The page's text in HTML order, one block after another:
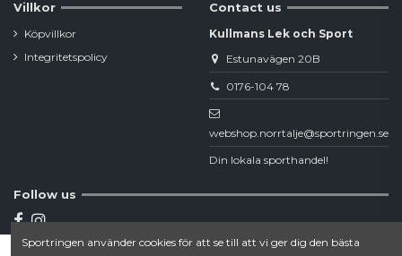
Villkor
Köpvillkor
Integritetspolicy
Contact us
Kullmans Lek och Sport
Estunavägen 20B
0176-104 78
webshop.norrtalje@sportringen.se
Din lokala sporthandel!
Follow us
Sportringen använder cookies för att se till att vi ger dig den bästa